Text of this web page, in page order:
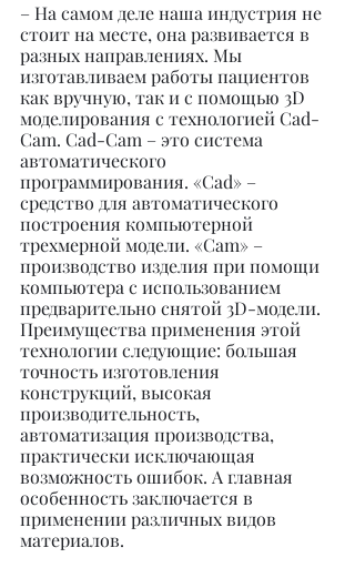
– На самом деле наша индустрия не
стоит на месте, она развивается в
разных направлениях. Мы
изготавливаем работы пациентов
как вручную, так и с помощью 3D
моделирования с технологией Cad-
Сam. Cad-Сam – это система
автоматического
программирования. «Cad» –
средство для автоматического
построения компьютерной
трехмерной модели. «Cam» –
производство изделия при помощи
компьютера с использованием
предварительно снятой 3D-модели.
Преимущества применения этой
технологии следующие: большая
точность изготовления
конструкций, высокая
производительность,
автоматизация производства,
практически исключающая
возможность ошибок. А главная
особенность заключается в
применении различных видов
материалов.